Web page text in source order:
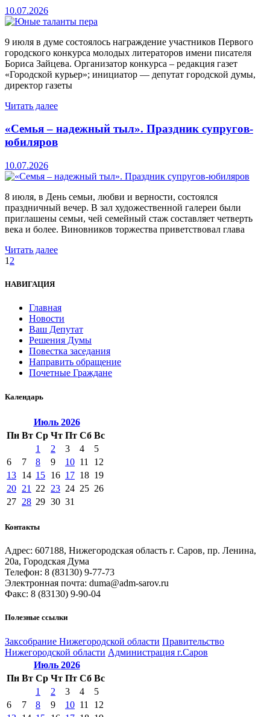
10.07.2026
9 июля в думе состоялось награждение участников Первого
городского конкурса молодых литераторов имени писателя
Бориса Зайцева. Организатор конкурса – редакция газет
«Городской курьер»; инициатор — депутат городской думы,
директор газеты
Читать далее
«Семья – надежный тыл». Праздник супругов-
юбиляров
10.07.2026
8 июля, в День семьи, любви и верности, состоялся
праздничный вечер. В зал художественной галереи были
приглашены семьи, чей семейный стаж составляет четверть
века и более. Виновников торжества приветствовал глава
Читать далее
1 2
НАВИГАЦИЯ
Главная
Новости
Ваш Депутат
Решения Думы
Повестка заседания
Направить обращение
Почетные Граждане
Календарь
Июль 2026
Пн Вт Ср Чт Пт Сб Вс
1
2 3 4
5
6
7 8 9 10 11
12
13 14 15 16 17 18 19
20 21 22 23 24 25 26
27 28 29 30 31
Контакты
Адрес: 607188, Нижегородская область г. Саров, пр. Ленина,
20а, Городская Дума
Телефон: 8 (83130) 9-77-73
Электронная почта: duma@adm-sarov.ru
Факс: 8 (83130) 9-90-04
Полезные ссылки
Закcобрание Нижегородской области Правительство
Нижегородской области Администрация г.Саров
Июль 2026
Пн Вт Ср Чт Пт Сб Вс
1
2 3 4
5
6
7 8 9 10 11
12